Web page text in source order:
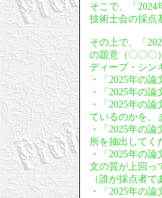
そこで、「
技術士会の採点
その上で、「
の題意（〇〇〇
ディープ・シン
・「2025年の
・「2025年の
・「2025年の
ているのかを、
・「2025年の
所を抽出してく
・「2025年の
文の質が上回っ
（誰が採点者で
・「2025年の